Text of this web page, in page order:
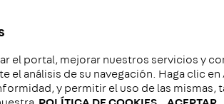
el portal, mejorar nuestros servicios y
análisis de su navegación. Haga clic en
y permitir el uso de las mismas,
pueden sufrir un desgaste y terminar
instalación eléctrica. Además, hay que
en un mismo enchufe o regleta puede
coninterruptores de circuito , que
asegurarse de que están en